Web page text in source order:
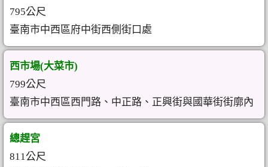
795公尺
臺南市中西區府中街西側街口處
西市場(大菜市)
799公尺
臺南市中西區西門路、中正路、正興街與國華街街廓內
總趕宮
811公尺